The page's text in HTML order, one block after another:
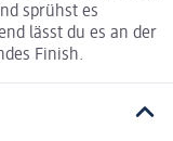
sprühst es
lässt du es an der
Finish.